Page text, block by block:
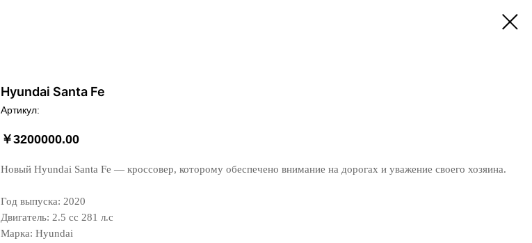
Hyundai Santa Fe
Артикул:
￥3200000.00
Новый Hyundai Santa Fe — кроссовер, которому обеспечено внимание на дорогах и уважение своего хозяина.
Год выпуска: 2020
Двигатель: 2.5 сс 281 л.с
Марка: Hyundai